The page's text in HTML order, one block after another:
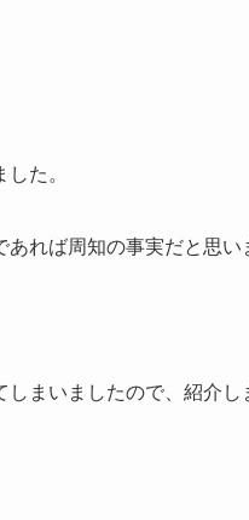
た。
れば周知の事実だと思い
まいましたので、紹介し